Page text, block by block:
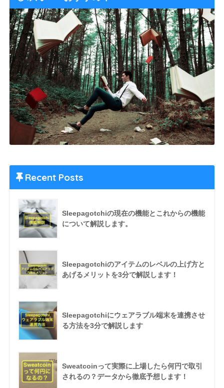
Recent Posts
Sleepagotchiの現在の機能とこれからの機能
について解説します。
Sleepagotchiのアイテムのレベルの上げ方と
あげるメリットを3分で解説します！
Sleepagotchiにウェアラブル端末を連携させ
る方法を3分で解説します
Sweatcoinって実際に上場したら何円で取引
されるの？データから徹底予想します！